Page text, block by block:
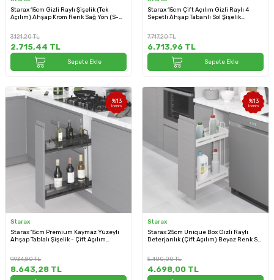
Starax 15cm Gizli Raylı Şişelik (Tek
Açılım) Ahşap Krom Renk Sağ Yön (S-
3.121,20TL
2.715,44 TL
Sepete Ekle
Starax 15cm Çift Açılım Gizli Raylı 4
Sepetli Ahşap Tabanlı Sol Şişelik
7.717,20TL
6.713,96 TL
Sepete Ekle
%13
İndirim
Starax
Starax 15cm Premium Kaymaz Yüzeyli
Ahşap Tablalı Şişelik - Çift Açılım
9.934,80TL
8.643,28 TL
%13
İndirim
Starax
Starax 25cm Unique Box Gizli Raylı
Deterjanlık (Çift Açılım) Beyaz Renk Sol
5.400,00TL
4.698,00 TL